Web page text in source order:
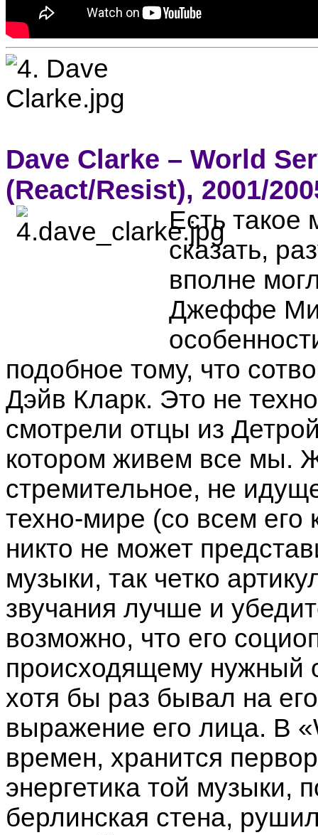
Dave Clarke – World
(React/Resist), 2001/
Есть
сказать,
вполне
Джеффе
подобное тому, что
Дэйв Кларк. Это не
смотрели отцы из
котором живем все мы.
стремительное, не
техно-мире (со всем
никто не может
музыки, так четко
звучания лучше и
возможно, что его
происходящему нужный
хотя бы раз бывал на
выражение его лица. В
времен, хранится
энергетика той музыки,
берлинская стена,